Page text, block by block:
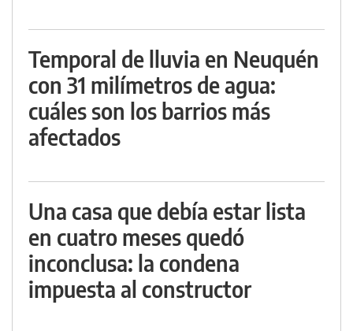
Temporal de lluvia en Neuquén
con 31 milímetros de agua:
cuáles son los barrios más
afectados
Una casa que debía estar lista
en cuatro meses quedó
inconclusa: la condena
impuesta al constructor